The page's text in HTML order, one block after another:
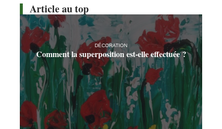
Article au top
DÉCORATION
Comment la superposition est-elle effectuée ?